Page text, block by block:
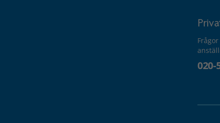
020-